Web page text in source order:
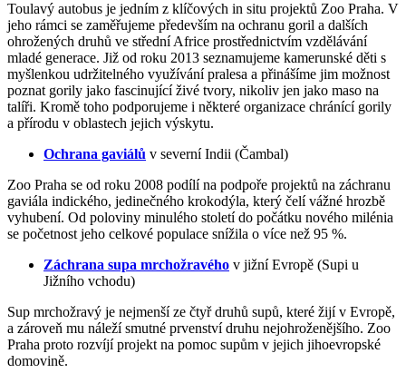
Toulavý autobus je jedním z klíčových in situ projektů Zoo Praha. V
jeho rámci se zaměřujeme především na ochranu goril a dalších
ohrožených druhů ve střední Africe prostřednictvím vzdělávání
mladé generace. Již od roku 2013 seznamujeme kamerunské děti s
myšlenkou udržitelného využívání pralesa a přinášíme jim možnost
poznat gorily jako fascinující živé tvory, nikoliv jen jako maso na
talíři. Kromě toho podporujeme i některé organizace chránící gorily
a přírodu v oblastech jejich výskytu.
Ochrana gaviálů v severní Indii (Čambal)
Zoo Praha se od roku 2008 podílí na podpoře projektů na záchranu
gaviála indického, jedinečného krokodýla, který čelí vážné hrozbě
vyhubení. Od poloviny minulého století do počátku nového milénia
se početnost jeho celkové populace snížila o více než 95 %.
Záchrana supa mrchožravého v jižní Evropě (Supi u
Jižního vchodu)
Sup mrchožravý je nejmenší ze čtyř druhů supů, které žijí v Evropě,
a zároveň mu náleží smutné prvenství druhu nejohroženějšího. Zoo
Praha proto rozvíjí projekt na pomoc supům v jejich jihoevropské
domovině.